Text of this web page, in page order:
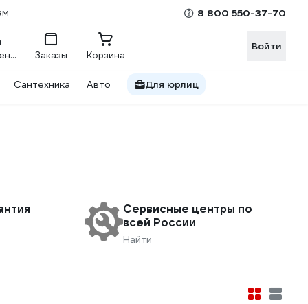
8 800 550-37-70
Сравнение Заказы Корзина
Войти
Сантехника Авто Для юрлиц
Сервисные центры по
всей России
Найти